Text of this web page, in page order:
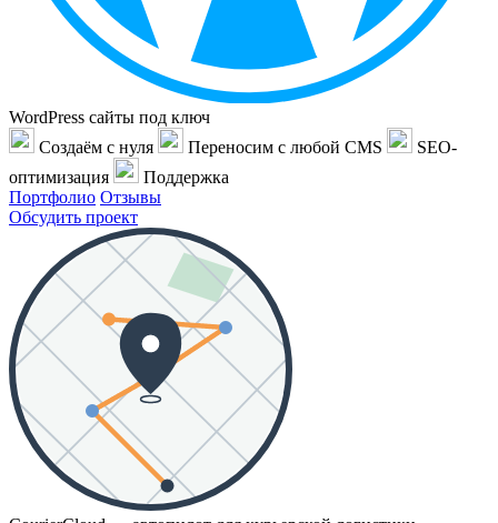
WordPress сайты под ключ
Создаём с нуля
Переносим с любой CMS
SEO-
оптимизация
Поддержка
Портфолио Отзывы
Обсудить проект